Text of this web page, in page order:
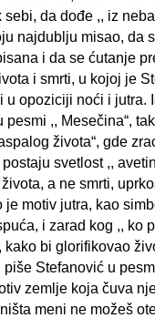
da dođe ,, iz
najdublјu misao, da
i da se ćutanje
i smrti, u kojoj je
u opoziciji noći i jutra.
,, Mesečina“,
života“, gde
svetlost ,,
a ne smrti,
motiv jutra, kao
i zarad kog ,, ko
kako bi glorifikovao
Stefanović u
zemlјe koja čuva
meni ne možeš